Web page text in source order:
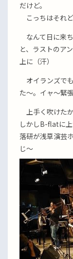
だけど。
こっちはそれ
なんて日に来
と、ラストのア
上に（汗）
オイランズで
た〜。イャ〜緊
上手く吹けた
しかしB-flatに
落研が浅草演芸
じ〜